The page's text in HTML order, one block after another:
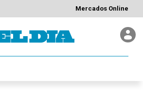
Mercados Online